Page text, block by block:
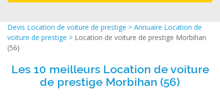
Devis Location de voiture de prestige > Annuaire Location de
voiture de prestige > Location de voiture de prestige Morbihan
(56)
Les 10 meilleurs Location de voiture
de prestige Morbihan (56)